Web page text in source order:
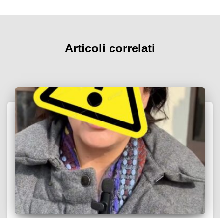
Articoli correlati